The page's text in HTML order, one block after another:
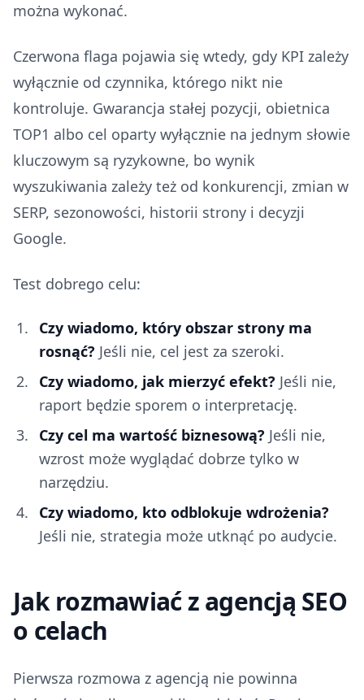
można wykonać.
Czerwona flaga pojawia się wtedy, gdy KPI zależy
wyłącznie od czynnika, którego nikt nie
kontroluje. Gwarancja stałej pozycji, obietnica
TOP1 albo cel oparty wyłącznie na jednym słowie
kluczowym są ryzykowne, bo wynik
wyszukiwania zależy też od konkurencji, zmian w
SERP, sezonowości, historii strony i decyzji
Google.
Test dobrego celu:
Czy wiadomo, który obszar strony ma
rosnąć? Jeśli nie, cel jest za szeroki.
Czy wiadomo, jak mierzyć efekt? Jeśli nie,
raport będzie sporem o interpretację.
Czy cel ma wartość biznesową? Jeśli nie,
wzrost może wyglądać dobrze tylko w
narzędziu.
Czy wiadomo, kto odblokuje wdrożenia?
Jeśli nie, strategia może utknąć po audycie.
Jak rozmawiać z agencją SEO
o celach
Pierwsza rozmowa z agencją nie powinna